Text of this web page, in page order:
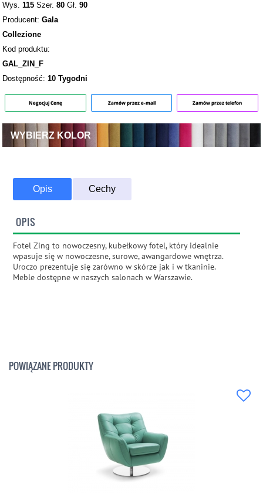
Wys.115 Szer.80 Gł.90
Producent:Gala
Collezione
Kod produktu:
GAL_ZIN_F
Dostępność:10 Tygodni
Negocjuj Cenę Zamów przez e-mail Zamów przez telefon
WYBIERZ KOLOR
Opis Cechy
OPIS
Fotel Zing to nowoczesny, kubełkowy fotel, który idealnie
wpasuje się w nowoczesne, surowe, awangardowe wnętrza.
Uroczo prezentuje się zarówno w skórze jak i w tkaninie.
Meble dostępne w naszych salonach w Warszawie.
POWIĄZANE PRODUKTY